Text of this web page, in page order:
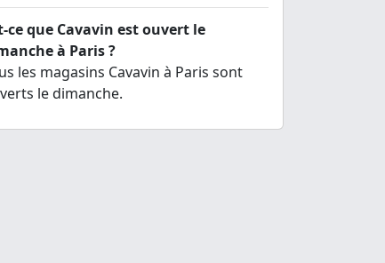
ce que Cavavin est ouvert le
à Paris ?
les magasins Cavavin à Paris sont
le dimanche.